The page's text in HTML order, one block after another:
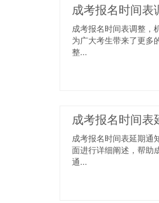
成考报名时间表
成考报名时间表调整，
为广大考生带来了更多
整...
成考报名时间表
成考报名时间表延期通
面进行详细阐述，帮助
通...